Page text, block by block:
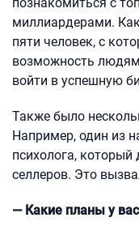
миллиардерами.
пяти человек, с
возможность
войти в успешную
Также было
Например, один из
психолога,
селлеров. Это
— Какие планы у